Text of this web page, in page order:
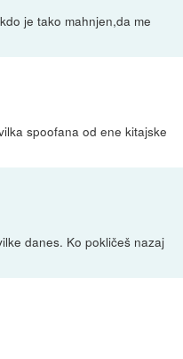
je tako mahnjen,da me
spoofana od ene kitajske
danes. Ko pokličeš nazaj